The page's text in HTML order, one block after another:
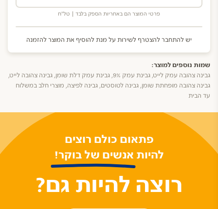
פרטי המוצר הם באחריות הספק בלבד | טל"ח
יש להתחבר להצטרף לשירות על מנת להוסיף את המוצר להזמנה
שמות נוספים למוצר:
גבינה צהובה עמק לייט, גבינת עמק 9%, גבינת עמק דלת שומן, גבינה צהובה לייט,
גבינה צהובה מופחתת שומן, גבינה לטוסטים, גבינה לפיצה, מוצרי חלב במשלוח
עד הבית
פתאום כולם רוצים
להיות אנשים של בוקר!
רוצה להיות גם?